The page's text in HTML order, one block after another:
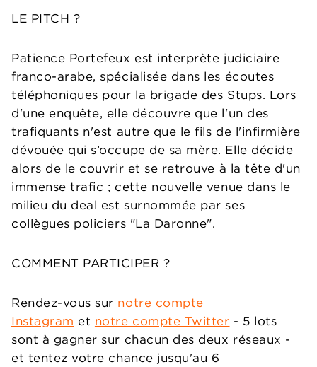
LE PITCH ?
Patience Portefeux est interprète judiciaire
franco-arabe, spécialisée dans les écoutes
téléphoniques pour la brigade des Stups. Lors
d'une enquête, elle découvre que l'un des
trafiquants n'est autre que le fils de l'infirmière
dévouée qui s’occupe de sa mère. Elle décide
alors de le couvrir et se retrouve à la tête d'un
immense trafic ; cette nouvelle venue dans le
milieu du deal est surnommée par ses
collègues policiers "La Daronne".
COMMENT PARTICIPER ?
Rendez-vous sur notre compte
Instagram et notre compte Twitter - 5 lots
sont à gagner sur chacun des deux réseaux -
et tentez votre chance jusqu'au 6